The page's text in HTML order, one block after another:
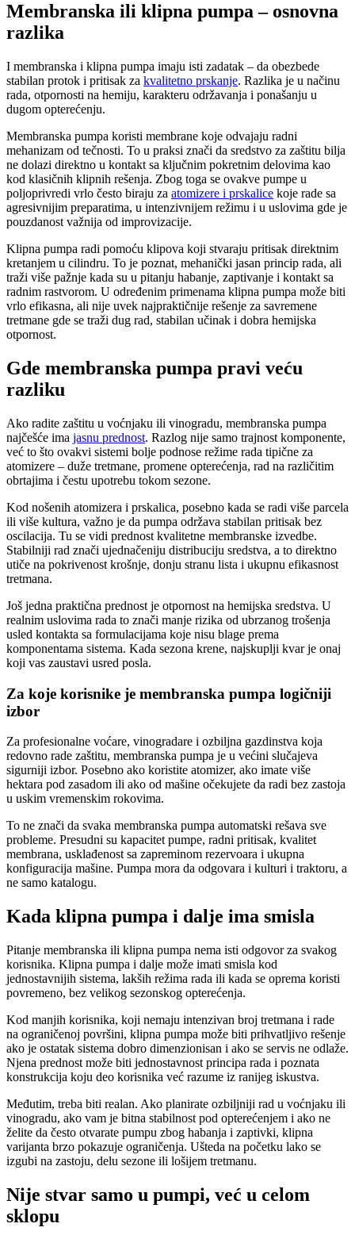
Membranska ili klipna pumpa – osnovna
razlika
I membranska i klipna pumpa imaju isti zadatak – da obezbede
stabilan protok i pritisak za kvalitetno prskanje. Razlika je u načinu
rada, otpornosti na hemiju, karakteru održavanja i ponašanju u
dugom opterećenju.
Membranska pumpa koristi membrane koje odvajaju radni
mehanizam od tečnosti. To u praksi znači da sredstvo za zaštitu bilja
ne dolazi direktno u kontakt sa ključnim pokretnim delovima kao
kod klasičnih klipnih rešenja. Zbog toga se ovakve pumpe u
poljoprivredi vrlo često biraju za atomizere i prskalice koje rade sa
agresivnijim preparatima, u intenzivnijem režimu i u uslovima gde je
pouzdanost važnija od improvizacije.
Klipna pumpa radi pomoću klipova koji stvaraju pritisak direktnim
kretanjem u cilindru. To je poznat, mehanički jasan princip rada, ali
traži više pažnje kada su u pitanju habanje, zaptivanje i kontakt sa
radnim rastvorom. U određenim primenama klipna pumpa može biti
vrlo efikasna, ali nije uvek najpraktičnije rešenje za savremene
tretmane gde se traži dug rad, stabilan učinak i dobra hemijska
otpornost.
Gde membranska pumpa pravi veću
razliku
Ako radite zaštitu u voćnjaku ili vinogradu, membranska pumpa
najčešće ima jasnu prednost. Razlog nije samo trajnost komponente,
već to što ovakvi sistemi bolje podnose režime rada tipične za
atomizere – duže tretmane, promene opterećenja, rad na različitim
obrtajima i čestu upotrebu tokom sezone.
Kod nošenih atomizera i prskalica, posebno kada se radi više parcela
ili više kultura, važno je da pumpa održava stabilan pritisak bez
oscilacija. Tu se vidi prednost kvalitetne membranske izvedbe.
Stabilniji rad znači ujednačeniju distribuciju sredstva, a to direktno
utiče na pokrivenost krošnje, donju stranu lista i ukupnu efikasnost
tretmana.
Još jedna praktična prednost je otpornost na hemijska sredstva. U
realnim uslovima rada to znači manje rizika od ubrzanog trošenja
usled kontakta sa formulacijama koje nisu blage prema
komponentama sistema. Kada sezona krene, najskuplji kvar je onaj
koji vas zaustavi usred posla.
Za koje korisnike je membranska pumpa logičniji
izbor
Za profesionalne voćare, vinogradare i ozbiljna gazdinstva koja
redovno rade zaštitu, membranska pumpa je u većini slučajeva
sigurniji izbor. Posebno ako koristite atomizer, ako imate više
hektara pod zasadom ili ako od mašine očekujete da radi bez zastoja
u uskim vremenskim rokovima.
To ne znači da svaka membranska pumpa automatski rešava sve
probleme. Presudni su kapacitet pumpe, radni pritisak, kvalitet
membrana, usklađenost sa zapreminom rezervoara i ukupna
konfiguracija mašine. Pumpa mora da odgovara i kulturi i traktoru, a
ne samo katalogu.
Kada klipna pumpa i dalje ima smisla
Pitanje membranska ili klipna pumpa nema isti odgovor za svakog
korisnika. Klipna pumpa i dalje može imati smisla kod
jednostavnijih sistema, lakših režima rada ili kada se oprema koristi
povremeno, bez velikog sezonskog opterećenja.
Kod manjih korisnika, koji nemaju intenzivan broj tretmana i rade
na ograničenoj površini, klipna pumpa može biti prihvatljivo rešenje
ako je ostatak sistema dobro dimenzionisan i ako se servis ne odlaže.
Njena prednost može biti jednostavnost principa rada i poznata
konstrukcija koju deo korisnika već razume iz ranijeg iskustva.
Međutim, treba biti realan. Ako planirate ozbiljniji rad u voćnjaku ili
vinogradu, ako vam je bitna stabilnost pod opterećenjem i ako ne
želite da često otvarate pumpu zbog habanja i zaptivki, klipna
varijanta brzo pokazuje ograničenja. Ušteda na početku lako se
izgubi na zastoju, delu sezone ili lošijem tretmanu.
Nije stvar samo u pumpi, već u celom
sklopu